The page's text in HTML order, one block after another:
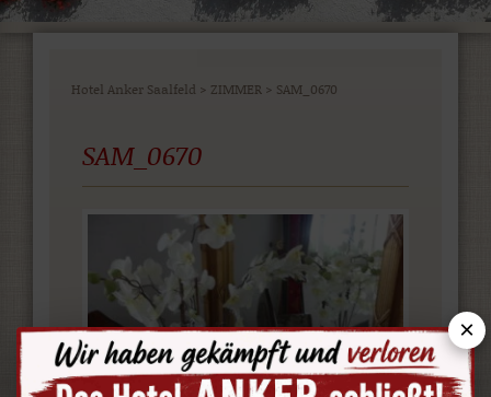
Hotel Anker Saalfeld > ZIMMER > SAM_0670
SAM_0670
×